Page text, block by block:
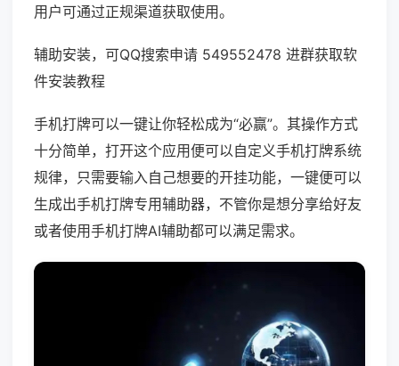
用户可通过正规渠道获取使用。
辅助安装，可QQ搜索申请 549552478 进群获取软
件安装教程
手机打牌可以一键让你轻松成为“必赢”。其操作方式
十分简单，打开这个应用便可以自定义手机打牌系统
规律，只需要输入自己想要的开挂功能，一键便可以
生成出手机打牌专用辅助器，不管你是想分享给好友
或者使用手机打牌AI辅助都可以满足需求。